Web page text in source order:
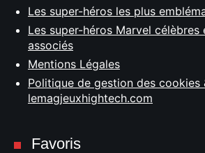
Les super-héros les plus
Les super-héros Marvel célèbres
associés
Mentions Légales
Politique de gestion des cookies
lemagjeuxhightech.com
Favoris